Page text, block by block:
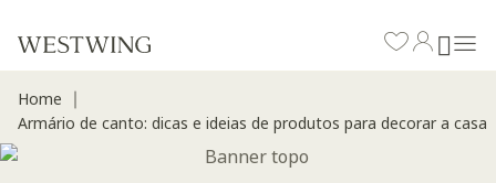
Home
Armário de canto: dicas e ideias de produtos para decorar a casa